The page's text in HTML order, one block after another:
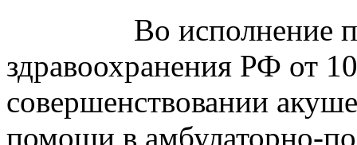
Во исполнение
здравоохранения РФ от
совершенствовании
помощи в амбулаторно-